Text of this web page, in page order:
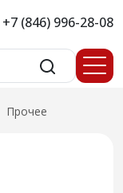
+7 (846) 996-28-08
Прочее